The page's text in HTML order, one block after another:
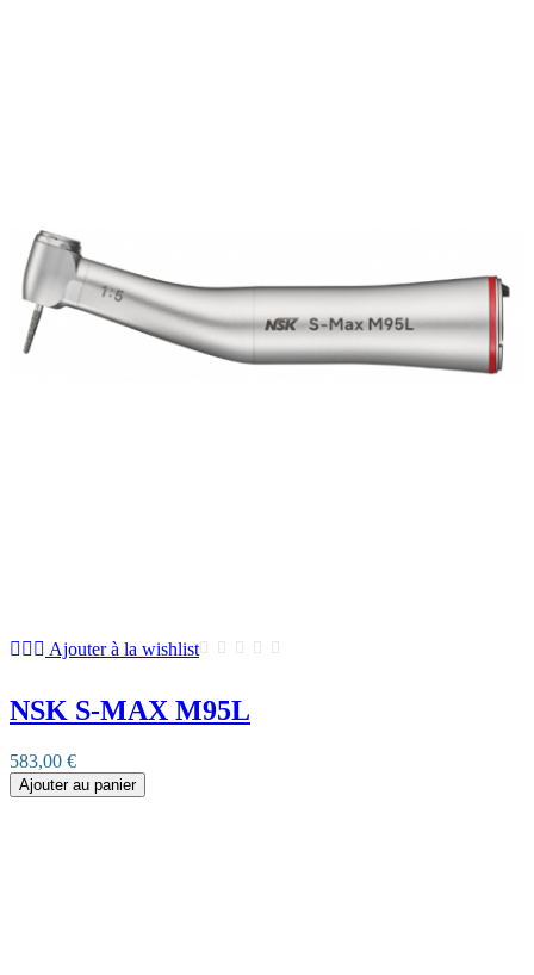
Ajouter à la wishlist
NSK S-MAX M95L
583,00 €
Ajouter au panier